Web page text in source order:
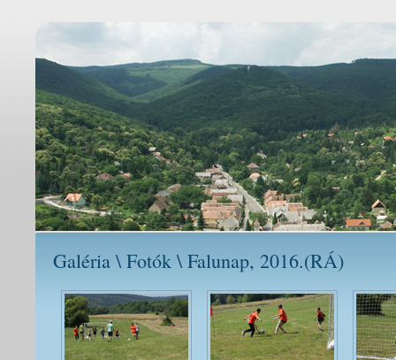
Galéria \ Fotók \ Falunap, 2016.(RÁ)